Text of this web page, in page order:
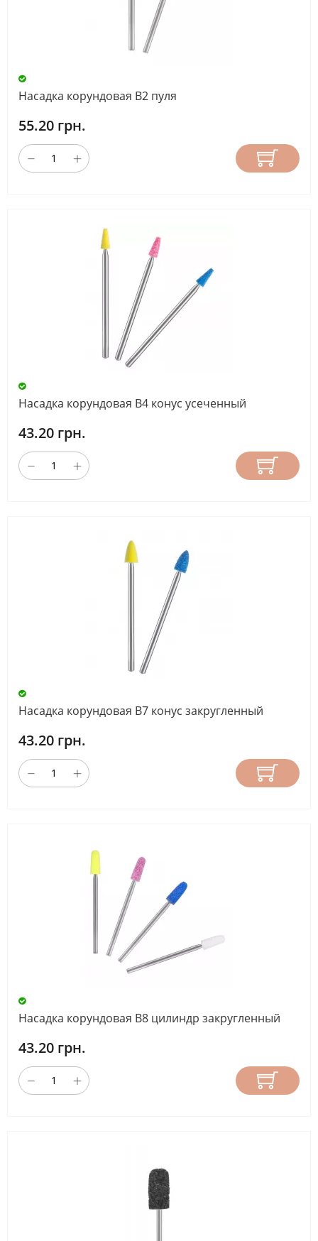
Насадка корундовая В2 пуля
55.20 грн.
Насадка корундовая В4 конус усеченный
43.20 грн.
Насадка корундовая В7 конус закругленный
43.20 грн.
Насадка корундовая В8 цилиндр закругленный
43.20 грн.